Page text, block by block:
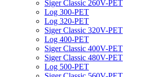
Siger Classic 260V-PET
Log 300-PET
Log 320-PET
Siger Classic 320V-PET
Log 400-PET
Siger Classic 400V-PET
Siger Classic 480V-PET
Log 500-PET